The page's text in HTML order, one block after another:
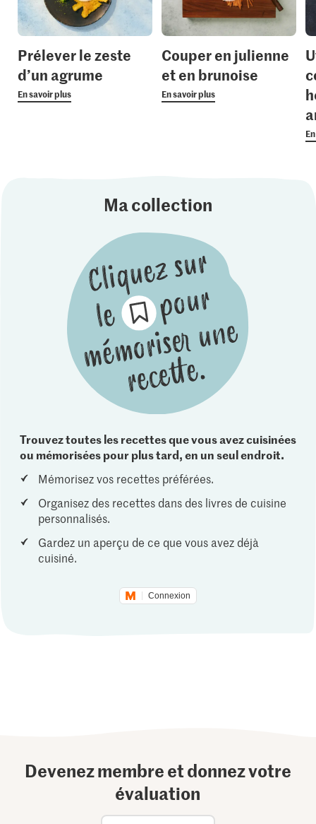
Prélever le zeste
d’un agrume
En savoir plus
Couper en julienne
et en brunoise
En savoir plus
Ma collection
Trouvez toutes les recettes que vous avez cuisinées
ou mémorisées pour plus tard, en un seul endroit.
Mémorisez vos recettes préférées.
Organisez des recettes dans des livres de cuisine
personnalisés.
Gardez un aperçu de ce que vous avez déjà
cuisiné.
Connexion
Devenez membre et donnez votre
évaluation